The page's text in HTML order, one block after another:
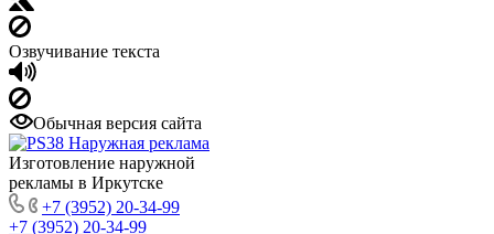
Озвучивание текста
Обычная версия сайта
Изготовление наружной
рекламы в Иркутске
+7 (3952) 20-34-99
+7 (3952) 20-34-99